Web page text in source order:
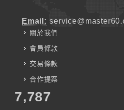
Email:
關於我們
會員條款
交易條款
合作提案
7,787